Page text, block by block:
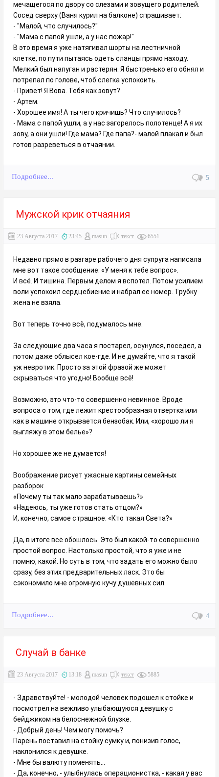
мечащегося по двору со слезами и зовущего родителей.
Сосед сверху (Ваня курил на балконе) спрашивает:
- "Малой, что случилось?"
- "Мама с папой ушли, а у нас пожар!"
В это время я уже натягивал шорты на лестничной
клетке, по пути пытаясь одеть сланцы прямо находу.
Мелкий был напуган и растерян. Я быстренько его обнял и
потрепал по голове, чтоб слегка успокоить.
- Привет! Я Вова. Тебя как зовут?
- Артем.
- Хорошее имя! А ты чего кричишь? Что случилось?
- Мама с папой ушли, а у нас загорелось полотенце! А я их
зову, а они ушли! Где мама? Где папа?- малой плакал и был
готов разреветься в отчаянии.
Подробнее... 5
Мужской крик отчаяния
23 Августа 2017 23:45 masun текст 6551
Недавно прямо в разгаре рабочего дня супруга написала
мне вот такое сообщение: «У меня к тебе вопрос».
И всё. И тишина. Первым делом я вспотел. Потом усилием
воли успокоил сердцебиение и набрал ее номер. Трубку
жена не взяла.
Вот теперь точно всё, подумалось мне.
За следующие два часа я постарел, осунулся, поседел, а
потом даже облысел кое-где. И не думайте, что я такой
уж невротик. Просто за этой фразой же может
скрываться что угодно! Вообще всё!
Возможно, это что-то совершенно невинное. Вроде
вопроса о том, где лежит крестообразная отвертка или
как в машине открывается бензобак. Или, «хорошо ли я
выгляжу в этом белье»?
Но хорошее же не думается!
Воображение рисует ужасные картины семейных
разборок.
«Почему ты так мало зарабатываешь?»
«Надеюсь, ты уже готов стать отцом?»
И, конечно, самое страшное: «Кто такая Света?»
Да, в итоге всё обошлось. Это был какой-то совершенно
простой вопрос. Настолько простой, что я уже и не
помню, какой. Но суть в том, что задать его можно было
сразу, без этих предварительных ласк. Это бы
сэкономило мне огромную кучу душевных сил.
Подробнее... 4
Случай в банке
23 Августа 2017 13:18 masun текст 5885
- Здравствуйте! - молодой человек подошел к стойке и
посмотрел на вежливо улыбающуюся девушку с
бейджиком на белоснежной блузке.
- Добрый день! Чем могу помочь?
Парень поставил на стойку сумку и, понизив голос,
наклонился к девушке.
- Мне бы валюту поменять...
- Да, конечно, - улыбнулась операционистка, - какая у вас